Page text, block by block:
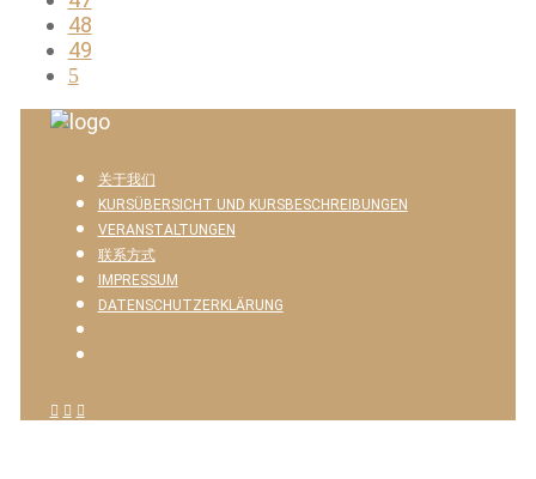
48
49
关于我们
KURSÜBERSICHT UND KURSBESCHREIBUNGEN
VERANSTALTUNGEN
联系方式
IMPRESSUM
DATENSCHUTZERKLÄRUNG